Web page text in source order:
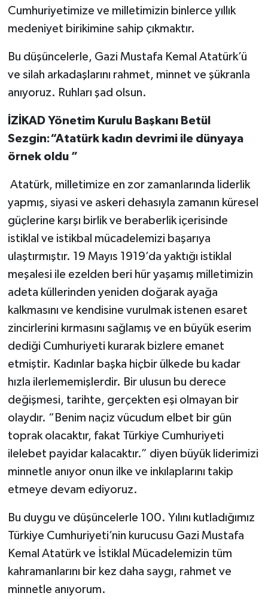
Cumhuriyetimize ve milletimizin binlerce yıllık
medeniyet birikimine sahip çıkmaktır.
Bu düşüncelerle, Gazi Mustafa Kemal Atatürk’ü
ve silah arkadaşlarını rahmet, minnet ve şükranla
anıyoruz. Ruhları şad olsun.
İZİKAD Yönetim Kurulu Başkanı Betül
Sezgin:“Atatürk kadın devrimi ile dünyaya
örnek oldu ”
Atatürk, milletimize en zor zamanlarında liderlik
yapmış, siyasi ve askeri dehasıyla zamanın küresel
güçlerine karşı birlik ve beraberlik içerisinde
istiklal ve istikbal mücadelemizi başarıya
ulaştırmıştır. 19 Mayıs 1919’da yaktığı istiklal
meşalesi ile ezelden beri hür yaşamış milletimizin
adeta küllerinden yeniden doğarak ayağa
kalkmasını ve kendisine vurulmak istenen esaret
zincirlerini kırmasını sağlamış ve en büyük eserim
dediği Cumhuriyeti kurarak bizlere emanet
etmiştir. Kadınlar başka hiçbir ülkede bu kadar
hızla ilerlememişlerdir. Bir ulusun bu derece
değişmesi, tarihte, gerçekten eşi olmayan bir
olaydır. “Benim naçiz vücudum elbet bir gün
toprak olacaktır, fakat Türkiye Cumhuriyeti
ilelebet payidar kalacaktır.” diyen büyük liderimizi
minnetle anıyor onun ilke ve inkılaplarını takip
etmeye devam ediyoruz.
Bu duygu ve düşüncelerle 100. Yılını kutladığımız
Türkiye Cumhuriyeti’nin kurucusu Gazi Mustafa
Kemal Atatürk ve İstiklal Mücadelemizin tüm
kahramanlarını bir kez daha saygı, rahmet ve
minnetle anıyorum.